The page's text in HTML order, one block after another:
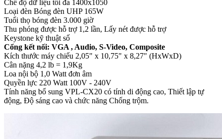
Chế độ dữ liệu tối đa 1400x1050
Loại đèn Bóng đèn UHP 165W
Tuổi thọ bóng đèn 3.000 giờ
Thu phóng được hỗ trợ 1,2 lần, Lấy nét được hỗ trợ
Keystone kỹ thuật số
Cổng kết nối: VGA , Audio, S-Video, Composite
Kích thước máy chiếu 2,05" x 10,75" x 8,27" (HxWxD)
Cân nặng 4,2 lb = 1,9Kg
Loa nội bộ 1,0 Watt đơn âm
Quyền lực 220 Watt 100V - 240V
Tính năng bổ sung VPL-CX20 có tính di động cao, Thiết lập tự
động, Độ sáng cao và chức năng Chống trộm.